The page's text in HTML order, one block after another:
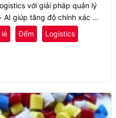
với giải pháp quản lý
giúp tăng độ chính xác khi
và tối ưu hóa quy trình làm
lẻ Đếm Logistics